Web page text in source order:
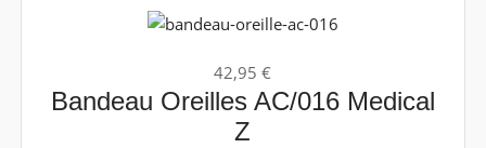
42,95 €
Bandeau Oreilles AC/016 Medical
Z